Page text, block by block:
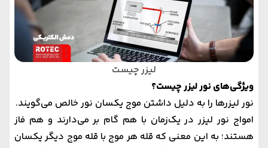
لیزر چیست
ویژگی‌های نور لیزر چیست؟
نور لیزرها را به دلیل داشتن موج یکسان نور خالص می‌گویند.
امواج نور لیزر در یک‌زمان با هم گام بر می‌دارند و هم فاز
هستند؛ به این معنی که قله هر موج با قله موج دیگر یکسان